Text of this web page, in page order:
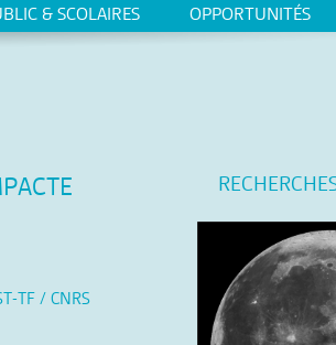
& SCOLAIRES OPPORTUNITÉS
TF / CNRS